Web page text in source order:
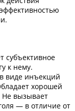
субъективное
к нему.
виде инъекций
хорошей
Не вызывает
— в отличие от